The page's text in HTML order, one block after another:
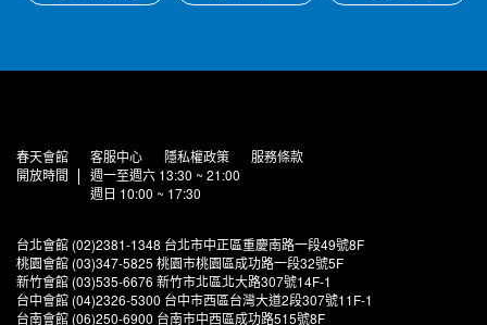
春天會館 客服中心 隱私權政策
服務條款
開放時間
週一至週六 13:30 ~ 21:00
週日 10:00 ~ 17:30
台北會館 (02)2381-1348 台北市中正區重慶南路一段49號8F
桃園會館 (03)347-5825 桃園市桃園區成功路一段32號5F
新竹會館 (03)535-6676 新竹市北區北大路307號14F-1
台中會館 (04)2326-5300 台中市西區台灣大道2段307號11F-1
台南會館 (06)250-6900 台南市中西區成功路515號8F